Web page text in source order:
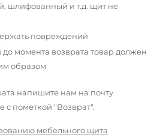
шлифованный и т.д. щит не
повреждений
момента возврата товар должен
образом
напишите нам на почту
с пометкой "Возврат".
мебельного щита